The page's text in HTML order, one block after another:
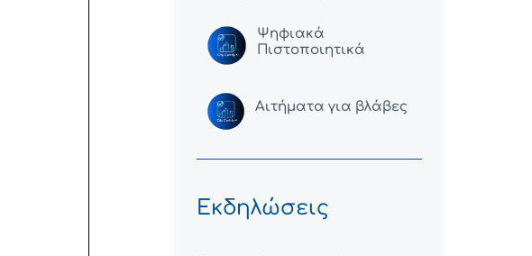
Ψηφιακά
Πιστοποιητικά
Αιτήματα για βλάβες
Εκδηλώσεις